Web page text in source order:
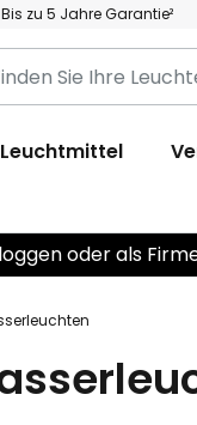
Bis zu 5 Jahre Garantie²
Leuchtmittel
oder als